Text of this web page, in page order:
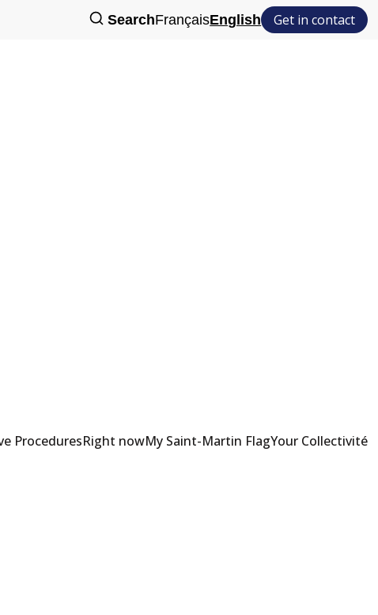
SearchFrançaisEnglish Get in contact
ProceduresRight nowMy Saint-Martin FlagYour Collectivité